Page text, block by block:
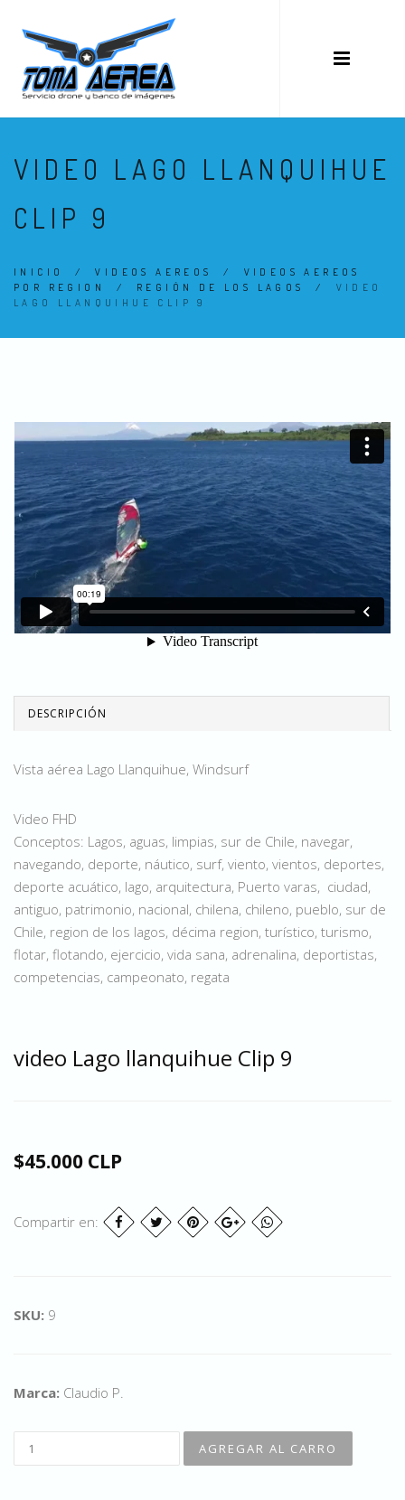
VIDEO LAGO LLANQUIHUE
CLIP 9
INICIO /VIDEOS AEREOS / VIDEOS AEREOS
POR REGION
/ REGIÓN DE LOS LAGOS / VIDEO
LAGO LLANQUIHUE CLIP 9
DESCRIPCIÓN
Vista aérea Lago Llanquihue, Windsurf
Video FHD
Conceptos: Lagos, aguas, limpias, sur de Chile, navegar,
navegando, deporte, náutico, surf, viento, vientos, deportes,
deporte acuático, lago, arquitectura, Puerto varas, ciudad,
antiguo, patrimonio, nacional, chilena, chileno, pueblo, sur de
Chile, region de los lagos, décima region, turístico, turismo,
flotar, flotando, ejercicio, vida sana, adrenalina, deportistas,
competencias, campeonato, regata
video Lago llanquihue Clip 9
$45.000 CLP
Compartir en:
SKU: 9
Marca: Claudio P.